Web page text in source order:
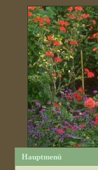
Hauptmenü